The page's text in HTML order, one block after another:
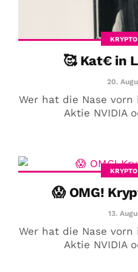
🥰 Kat€ in
20.
Wer hat die Nase vorn
Aktie NVIDIA
😱 OMG!
13.
Wer hat die Nase vorn
Aktie NVIDIA